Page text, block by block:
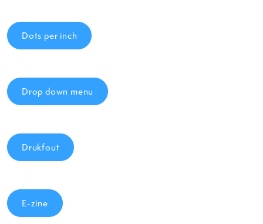
Dots per inch
Drop down menu
Drukfout
E-zine